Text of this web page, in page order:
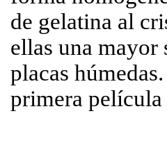
de gelatina al
ellas una
placas
primera película